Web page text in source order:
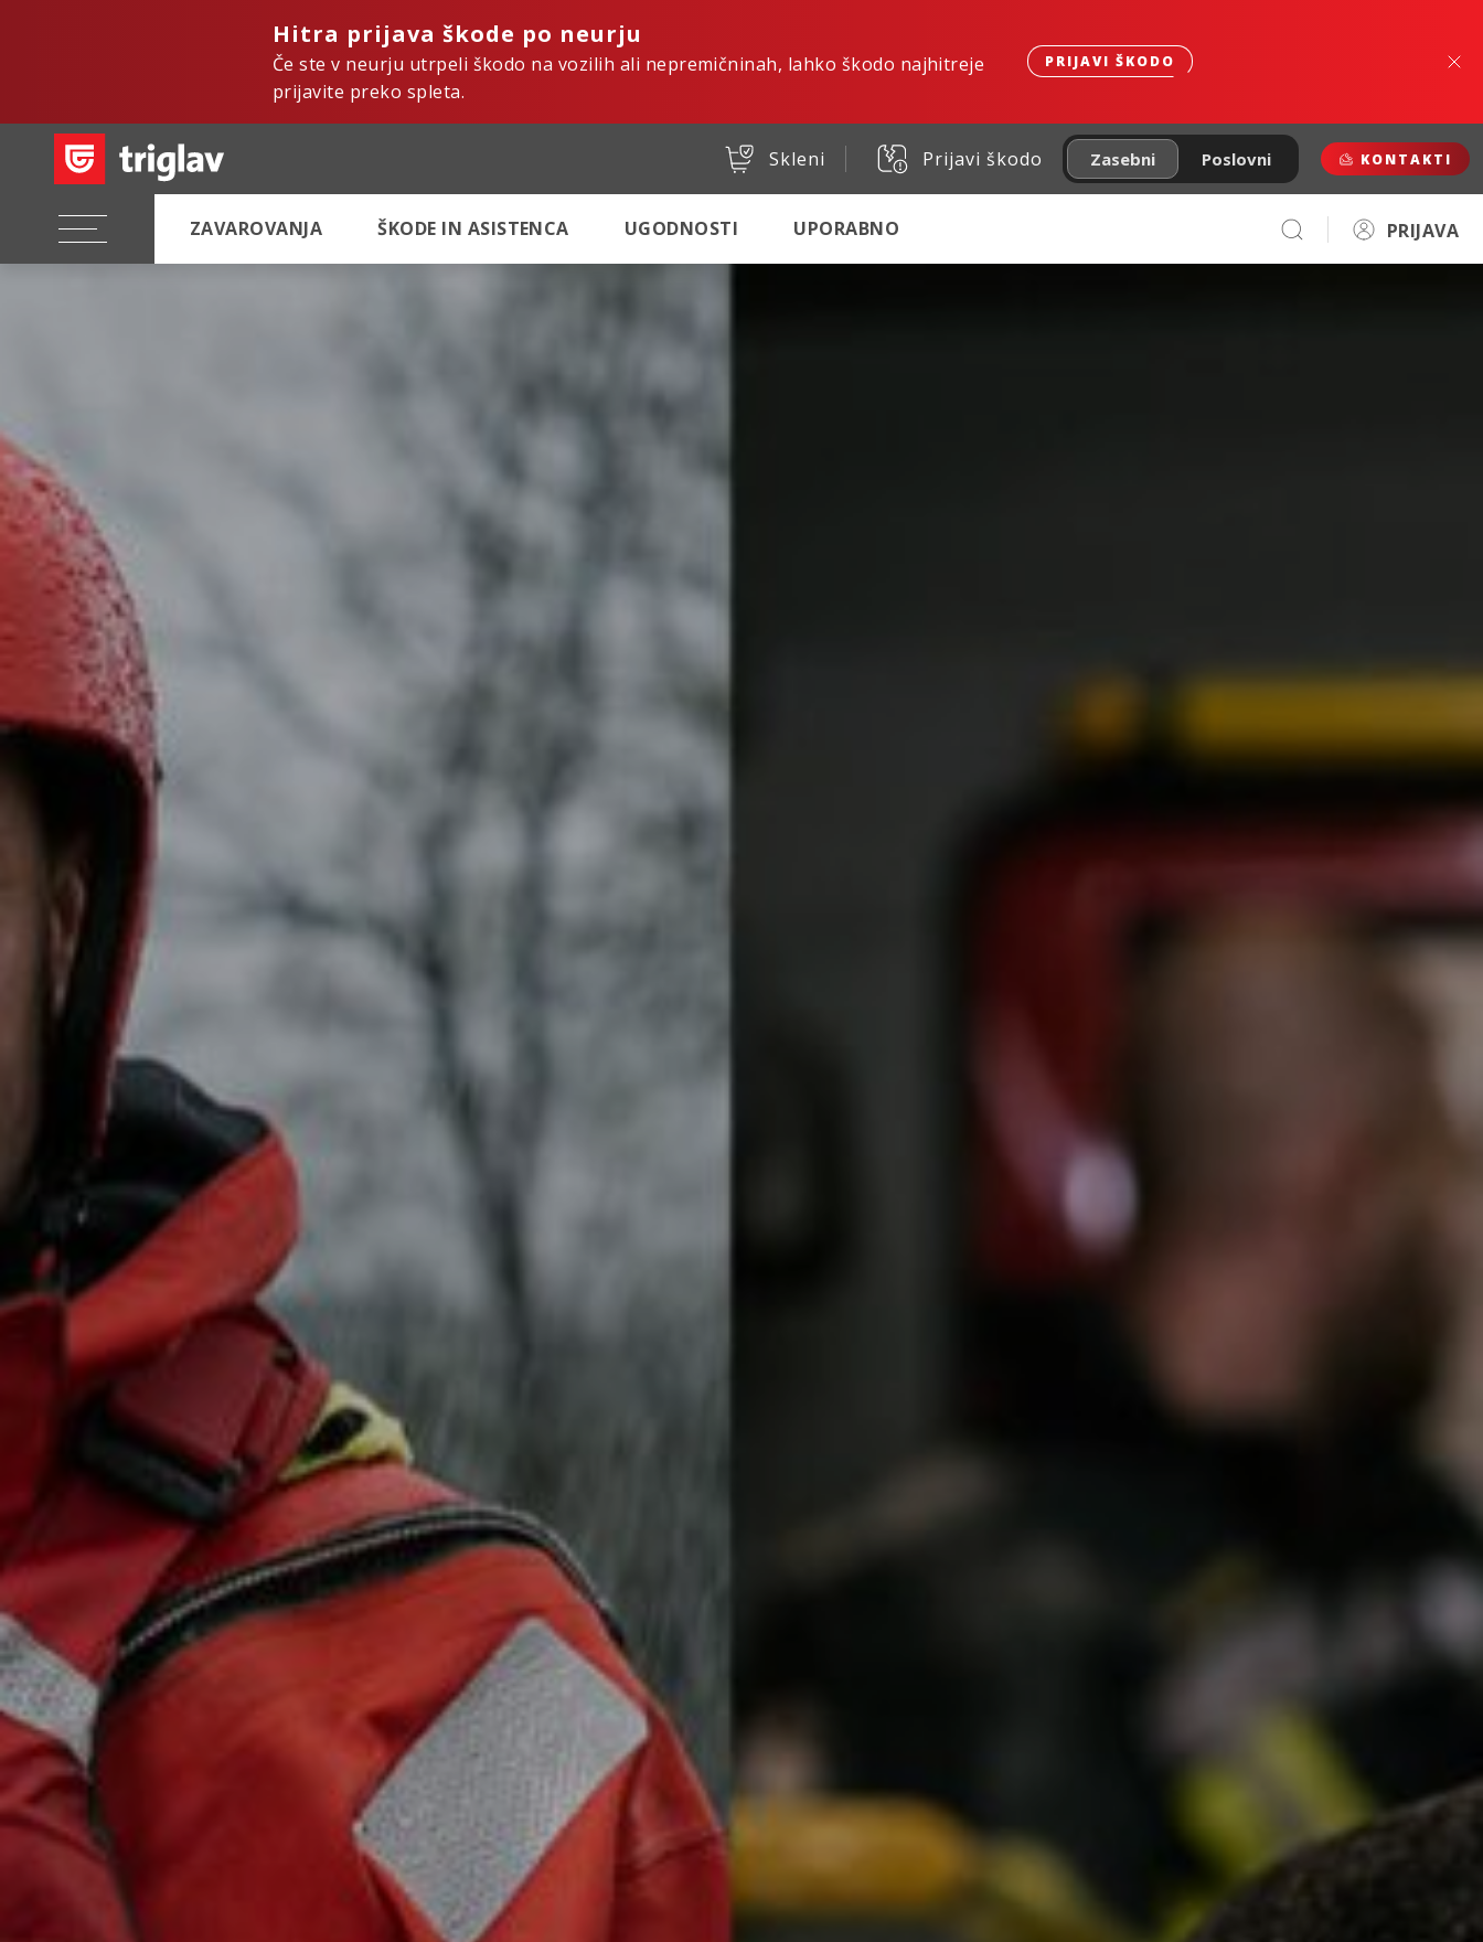
Hitra prijava škode po neurju
Če ste v neurju utrpeli škodo na vozilih ali nepremičninah, lahko škodo najhitreje
prijavite preko spleta.
PRIJAVI ŠKODO
Skleni Prijavi škodo Zasebni Poslovni KONTAKTI
ZAVAROVANJA ŠKODE IN ASISTENCA UGODNOSTI UPORABNO PRIJAVA